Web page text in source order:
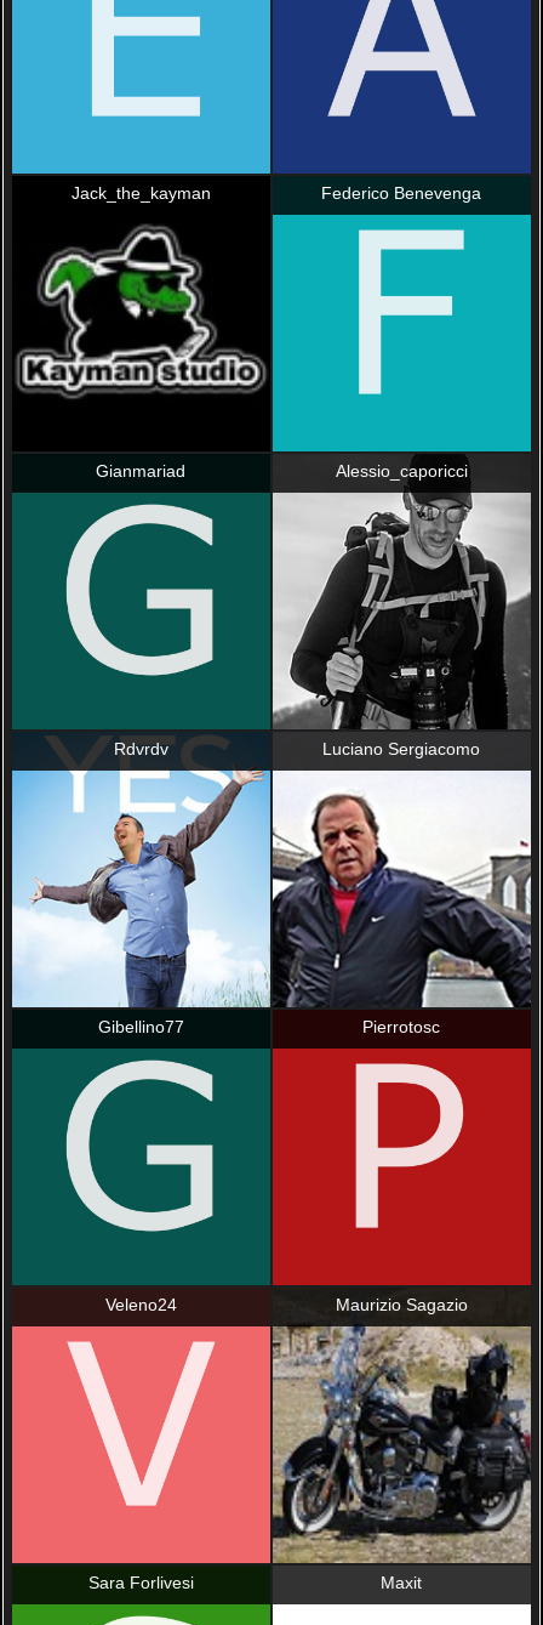
Jack_the_kayman Federico Benevenga
Gianmariad Alessio_caporicci
Rdvrdv Luciano Sergiacomo
Gibellino77 Pierrotosc
Veleno24 Maurizio Sagazio
Sara Forlivesi Maxit